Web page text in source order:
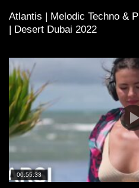
Atlantis | Melodic Techno &
| Desert Dubai 2022
00:55:33